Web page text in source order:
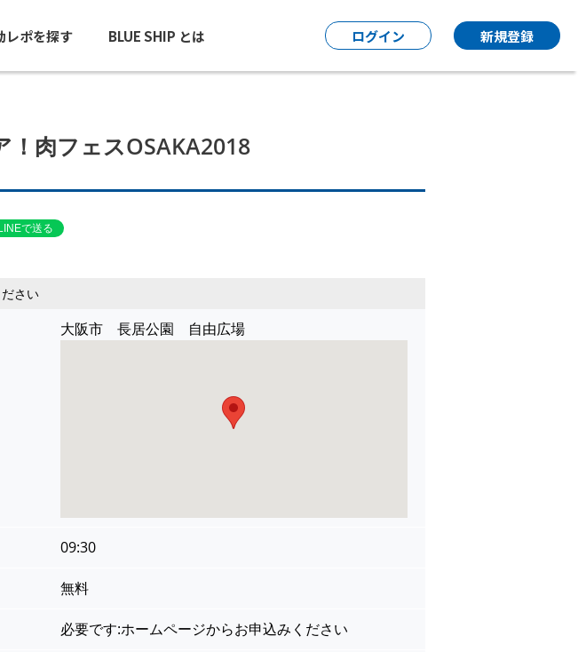
レポを探す BLUE SHIP とは ログイン 新規登録
肉フェスOSAKA2018
で送る
さい
大阪市 長居公園 自由広場
09:30
無料
必要です:ホームページからお申込みください